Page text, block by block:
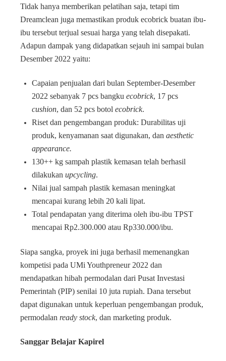
Tidak hanya memberikan pelatihan saja, tetapi tim
Dreamclean juga memastikan produk ecobrick buatan ibu-
ibu tersebut terjual sesuai harga yang telah disepakati.
Adapun dampak yang didapatkan sejauh ini sampai bulan
Desember 2022 yaitu:
Capaian penjualan dari bulan September-Desember
2022 sebanyak 7 pcs bangku ecobrick, 17 pcs
cushion, dan 52 pcs botol ecobrick.
Riset dan pengembangan produk: Durabilitas uji
produk, kenyamanan saat digunakan, dan aesthetic
appearance.
130++ kg sampah plastik kemasan telah berhasil
dilakukan upcycling.
Nilai jual sampah plastik kemasan meningkat
mencapai kurang lebih 20 kali lipat.
Total pendapatan yang diterima oleh ibu-ibu TPST
mencapai Rp2.300.000 atau Rp330.000/ibu.
Siapa sangka, proyek ini juga berhasil memenangkan
kompetisi pada UMi Youthpreneur 2022 dan
mendapatkan hibah permodalan dari Pusat Investasi
Pemerintah (PIP) senilai 10 juta rupiah. Dana tersebut
dapat digunakan untuk keperluan pengembangan produk,
permodalan ready stock, dan marketing produk.
Sanggar Belajar Kapirel